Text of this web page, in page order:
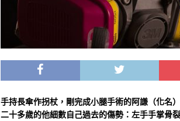
手持長傘作拐杖，剛完成小腿手術的阿謙（化名
二十多歲的他細數自己過去的傷勢：左手手掌骨